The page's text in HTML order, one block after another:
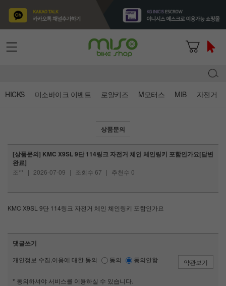
HICKS 미소바이크 이벤트 로얄키즈 M모터스 MIB 자전거
상품문의
[상품문의] KMC X9SL 9단 114링크 자전거 체인 체인링키 포함인가요[답변
완료]
조** | 2026-07-09 | 조회수 67 | 추천수 0
KMC X9SL 9단 114링크 자전거 체인 체인링키 포함인가요
댓글쓰기
개인정보 수집,이용에 대한 동의 동의 동의안함 약관보기
* 동의하셔야 서비스를 이용하실 수 있습니다.